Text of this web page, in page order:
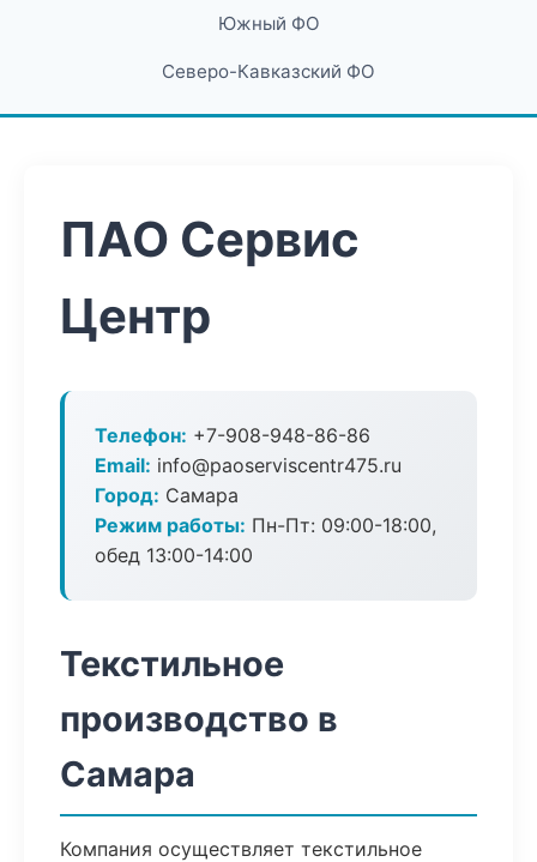
Южный ФО
Северо-Кавказский ФО
ПАО Сервис
Центр
Телефон: +7-908-948-86-86
Email: info@paoserviscentr475.ru
Город: Самара
Режим работы: Пн-Пт: 09:00-18:00,
обед 13:00-14:00
Текстильное
производство в
Самара
Компания осуществляет текстильное